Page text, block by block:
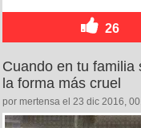
26
Cuando en tu familia
la forma más cruel
por mertensa el 23 dic 2016,